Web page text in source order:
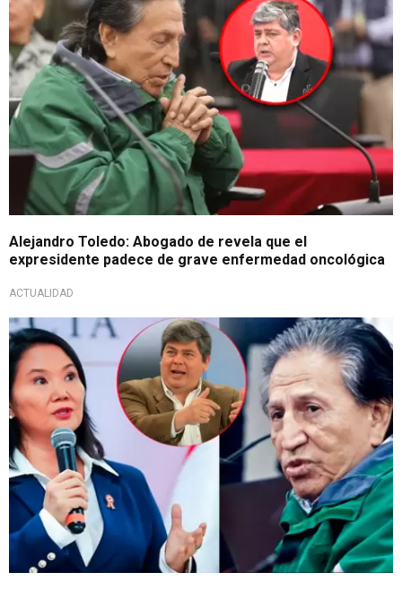
Alejandro Toledo: Abogado de revela que el
expresidente padece de grave enfermedad oncológica
ACTUALIDAD
Grave amenaza